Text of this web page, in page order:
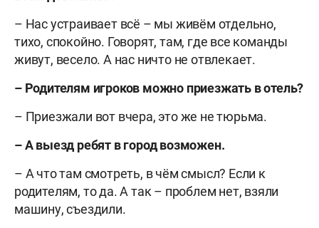
– Нас устраивает всё – мы живём отдельно,
тихо, спокойно. Говорят, там, где все команды
живут, весело. А нас ничто не отвлекает.
– Родителям игроков можно приезжать в отель?
– Приезжали вот вчера, это же не тюрьма.
– А выезд ребят в город возможен.
– А что там смотреть, в чём смысл? Если к
родителям, то да. А так – проблем нет, взяли
машину, съездили.